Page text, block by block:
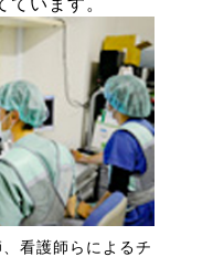
ています。
看護師らによるチ